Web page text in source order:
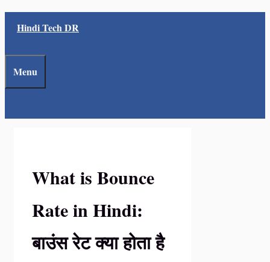
content
Hindi Tech DR
Menu
What is Bounce
Rate in Hindi:
बाउंस रेट क्या होता है